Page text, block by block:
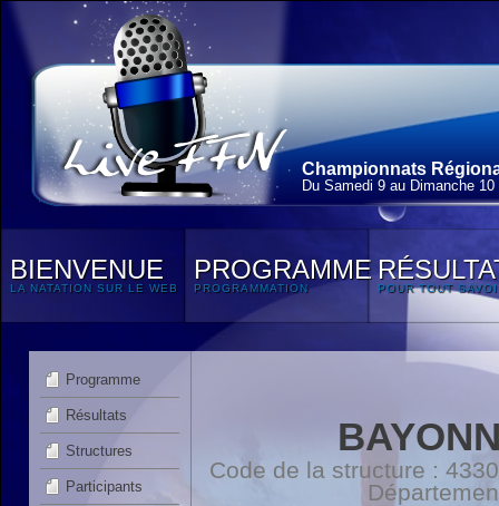
Championnats
Du Samedi 9 au Dimanche
BIENVENUE
LA NATATION SUR LE WEB
PROGRAMME
PROGRAMMATION POUR TOUT
Programme
Résultats
Structures
Participants
Code de la structure :